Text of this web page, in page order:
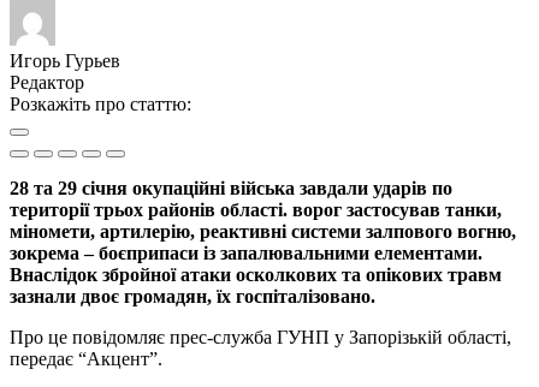
Игорь Гурьев
Редактор
Розкажіть про статтю:
28 та 29 січня окупаційні війська завдали ударів по
території трьох районів області. ворог застосував танки,
міномети, артилерію, реактивні системи залпового вогню,
зокрема – боєприпаси із запалювальними елементами.
Внаслідок збройної атаки осколкових та опікових травм
зазнали двоє громадян, їх госпіталізовано.
Про це повідомляє прес-служба ГУНП у Запорізькій області,
передає “Акцент”.